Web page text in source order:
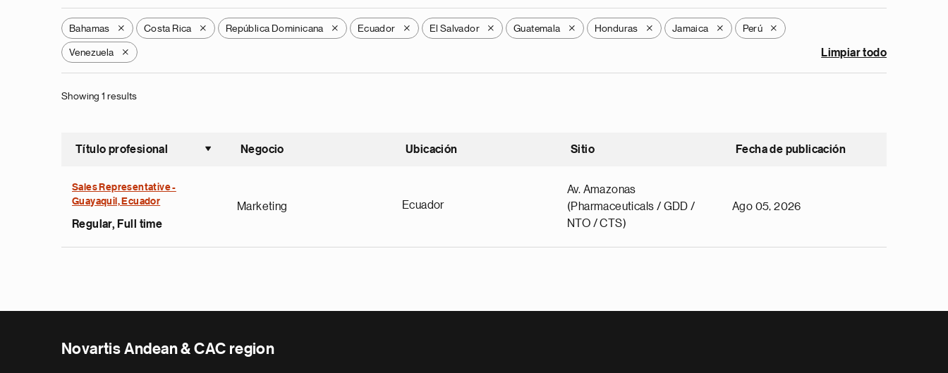
Bahamas X Costa Rica X República Dominicana X Ecuador X El Salvador X Guatemala X Honduras X Jamaica X Perú X
Venezuela X Limpiar todo
Showing 1 results
Título profesional
Ordenar ascendente
Negocio Ubicación Sitio Fecha de publicación
Sales Representative -
Guayaquil, Ecuador
Regular, Full time
Marketing Ecuador
Av. Amazonas
(Pharmaceuticals / GDD /
NTO / CTS)
Ago 05, 2026
Novartis Andean & CAC region